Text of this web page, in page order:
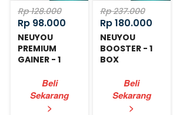
Rp 128.000
Rp 98.000
NEUYOU
PREMIUM
GAINER - 1
`
Beli
Sekarang
>
Rp 237.000
Rp 180.000
NEUYOU
BOOSTER - 1
BOX
`
Beli
Sekarang
>